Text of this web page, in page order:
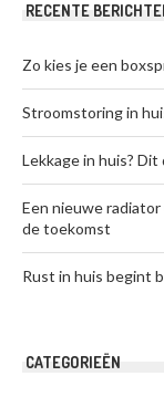
RECENTE
Zo kies je een
Stroomstoring in
Lekkage in huis?
Een nieuwe
de toekomst
Rust in huis begint
CATEGORIEËN